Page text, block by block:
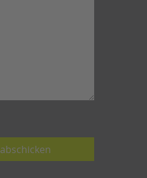
abschicken